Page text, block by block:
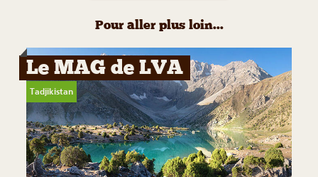
Pour aller plus loin...
Le MAG de LVA
Tadjikistan